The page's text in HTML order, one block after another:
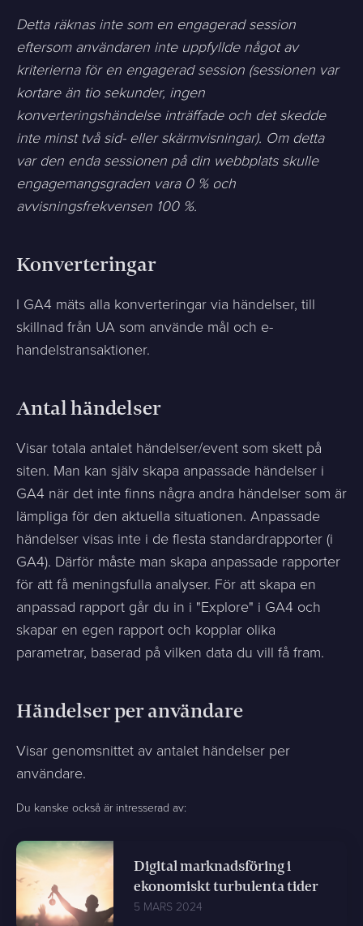
Detta räknas inte som en engagerad session
eftersom användaren inte uppfyllde något av
kriterierna för en engagerad session (sessionen var
kortare än tio sekunder, ingen
konverteringshändelse inträffade och det skedde
inte minst två sid- eller skärmvisningar). Om detta
var den enda sessionen på din webbplats skulle
engagemangsgraden vara 0 % och
avvisningsfrekvensen 100 %.
Konverteringar
I GA4 mäts alla konverteringar via händelser, till
skillnad från UA som använde mål och e-
handelstransaktioner.
Antal händelser
Visar totala antalet händelser/event som skett på
siten. Man kan själv skapa anpassade händelser i
GA4 när det inte finns några andra händelser som är
lämpliga för den aktuella situationen. Anpassade
händelser visas inte i de flesta standardrapporter (i
GA4). Därför måste man skapa anpassade rapporter
för att få meningsfulla analyser. För att skapa en
anpassad rapport går du in i "Explore" i GA4 och
skapar en egen rapport och kopplar olika
parametrar, baserad på vilken data du vill få fram.
Händelser per användare
Visar genomsnittet av antalet händelser per
användare.
Du kanske också är intresserad av:
Digital marknadsföring i
ekonomiskt turbulenta tider
5 MARS 2024